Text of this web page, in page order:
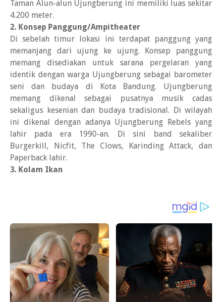
Taman Alun-alun Ujungberung ini memiliki luas sekitar
4.200 meter.
2. Konsep Panggung/Ampitheater
Di sebelah timur lokasi ini terdapat panggung yang
memanjang dari ujung ke ujung. Konsep panggung
memang disediakan untuk sarana pergelaran yang
identik dengan warga Ujungberung sebagai barometer
seni dan budaya di Kota Bandung. Ujungberung
memang dikenal sebagai pusatnya musik cadas
sekaligus kesenian dan budaya tradisional. Di wilayah
ini dikenal dengan adanya Ujungberung Rebels yang
lahir pada era 1990-an. Di sini band sekaliber
Burgerkill, Nicfit, The Clows, Karinding Attack, dan
Paperback lahir.
3. Kolam Ikan